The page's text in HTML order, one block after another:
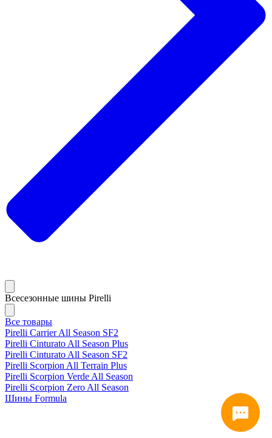
Всесезонные шины Pirelli
Все товары
Pirelli Carrier All Season SF2
Pirelli Cinturato All Season Plus
Pirelli Cinturato All Season SF2
Pirelli Scorpion All Terrain Plus
Pirelli Scorpion Verde All Season
Pirelli Scorpion Zero All Season
Шины Formula